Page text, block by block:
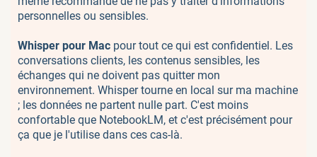
personnelles ou sensibles.
Whisper pour Mac pour tout ce qui est confidentiel. Les
conversations clients, les contenus sensibles, les
échanges qui ne doivent pas quitter mon
environnement. Whisper tourne en local sur ma machine
; les données ne partent nulle part. C'est moins
confortable que NotebookLM, et c'est précisément pour
ça que je l'utilise dans ces cas-là.